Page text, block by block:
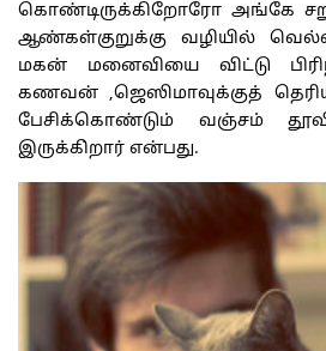
கொண்டிருக்கிறோரோ அங்கே
ஆண்கள்குறுக்கு வழியில்
மகன் மனைவியை விட்டு
கணவன் ,ஜெஸிமாவுக்குத்
பேசிக்கொண்டும் வஞ்சம்
இருக்கி்றார் என்பது.